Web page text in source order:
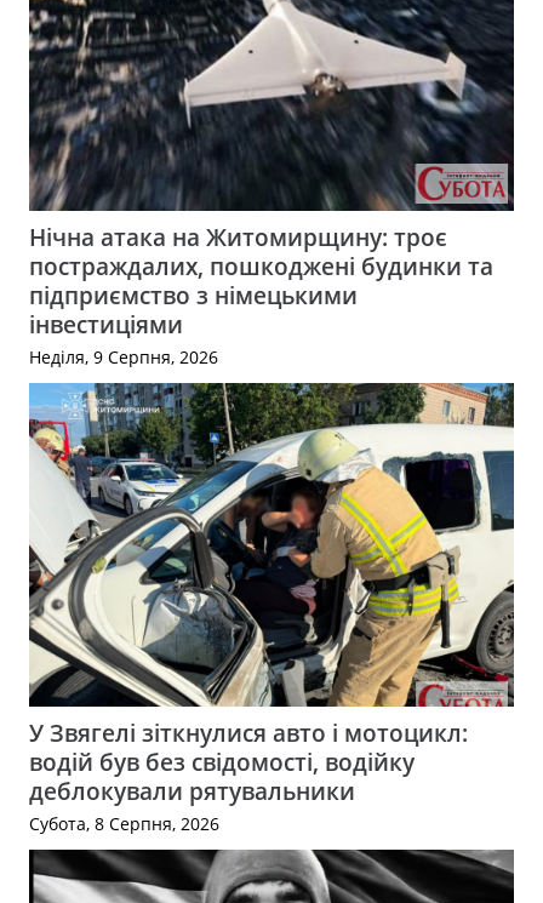
Нічна атака на Житомирщину: троє
постраждалих, пошкоджені будинки та
підприємство з німецькими
інвестиціями
Неділя, 9 Серпня, 2026
У Звягелі зіткнулися авто і мотоцикл:
водій був без свідомості, водійку
деблокували рятувальники
Субота, 8 Серпня, 2026